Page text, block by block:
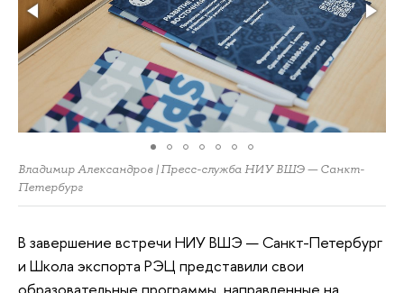
Владимир Александров | Пресс-служба НИУ ВШЭ — Санкт-
Петербург
В завершение встречи НИУ ВШЭ — Санкт-Петербург
и Школа экспорта РЭЦ представили свои
образовательные программы, направленные на